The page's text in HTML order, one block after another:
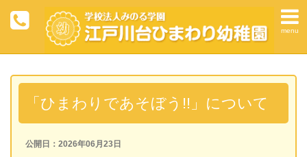
menu
「ひまわりであそぼう!!」について
公開日：2026年06月23日